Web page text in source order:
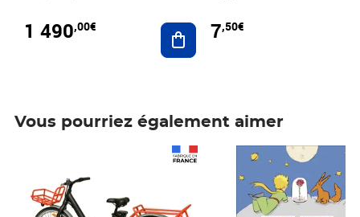
1 490,00€ Ajouter au panier
7,50€
Vous pourriez également aimer
Prix 7,50€